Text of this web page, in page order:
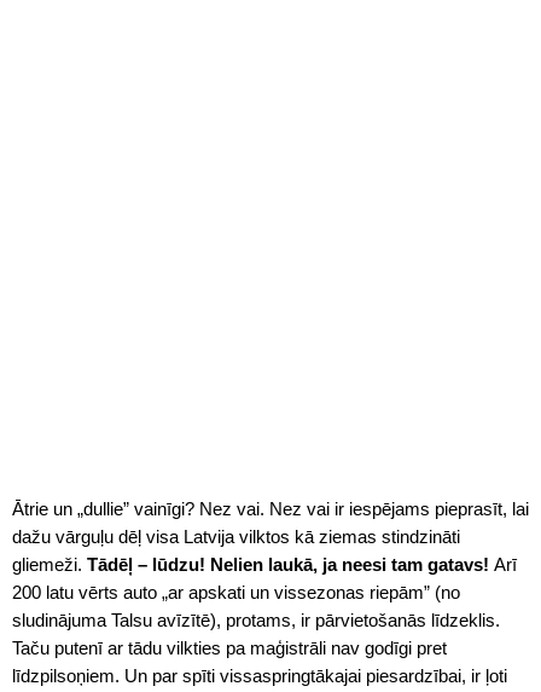
Ātrie un „dullie” vainīgi? Nez vai. Nez vai ir iespējams pieprasīt, lai
dažu vārguļu dēļ visa Latvija vilktos kā ziemas stindzināti
gliemeži. Tādēļ – lūdzu! Nelien laukā, ja neesi tam gatavs! Arī
200 latu vērts auto „ar apskati un vissezonas riepām” (no
sludinājuma Talsu avīzītē), protams, ir pārvietošanās līdzeklis.
Taču putenī ar tādu vilkties pa maģistrāli nav godīgi pret
līdzpilsoņiem. Un par spīti vissaspringtākajai piesardzībai, ir ļoti